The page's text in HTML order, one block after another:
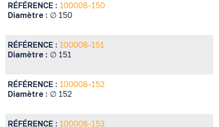
RÉFÉRENCE : 100008-150
Diamètre : ∅ 150
RÉFÉRENCE : 100008-151
Diamètre : ∅ 151
RÉFÉRENCE : 100008-152
Diamètre : ∅ 152
RÉFÉRENCE : 100008-153